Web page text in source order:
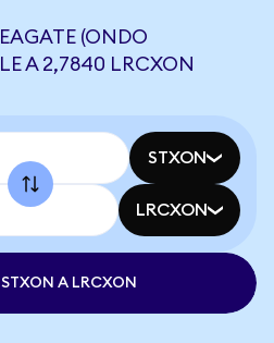
(ONDO
A 2,7840 LRCXON
STXON
LRCXON
A LRCXON